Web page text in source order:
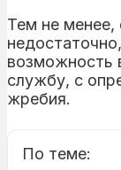
Тем не менее,
возможность
службу, с
жребия.
По теме: